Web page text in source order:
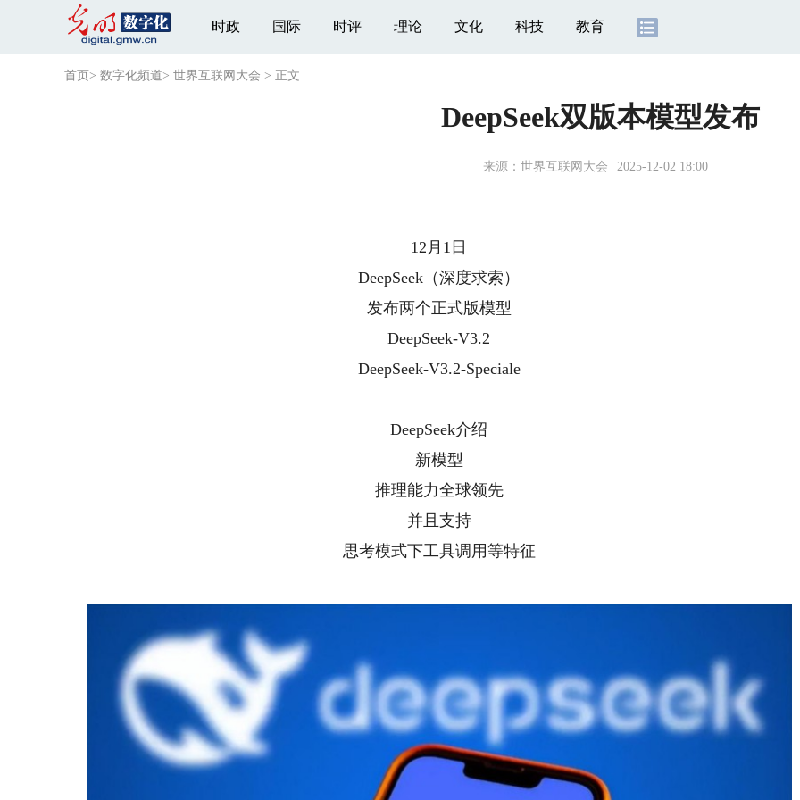
时政 国际 时评 理论 文化 科技 教育
首页 > 数字化频道> 世界互联网大会 > 正文
DeepSeek双版本模型发布
来源： 世界互联网大会 2025-12-02 18:00
12月1日
DeepSeek（深度求索）
发布两个正式版模型
DeepSeek-V3.2
DeepSeek-V3.2-Speciale
DeepSeek介绍
新模型
推理能力全球领先
并且支持
思考模式下工具调用等特征